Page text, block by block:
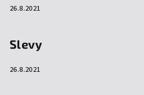
26.8.2021
Slevy
26.8.2021